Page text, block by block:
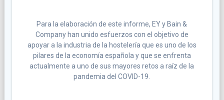
Para la elaboración de este informe, EY y Bain &
Company han unido esfuerzos con el objetivo de
apoyar a la industria de la hostelería que es uno de los
pilares de la economía española y que se enfrenta
actualmente a uno de sus mayores retos a raíz de la
pandemia del COVID-19.